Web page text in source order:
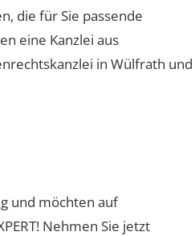
die für Sie passende
eine Kanzlei aus
in Wülfrath und
und möchten auf
Nehmen Sie jetzt